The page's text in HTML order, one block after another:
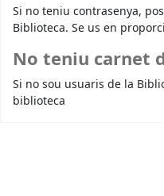
Si no teniu contrasenya,
Biblioteca. Se us en
No teniu carnet
Si no sou usuaris de la
biblioteca